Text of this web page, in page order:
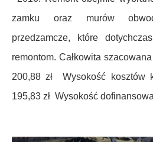
zamku oraz murów
przedzamcze, które
remontom. Całkowita
200,88 złWysokość kosztów
195,83 zł Wysokość do